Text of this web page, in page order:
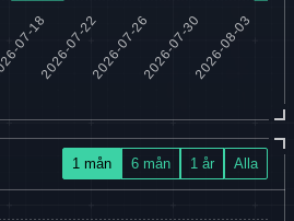
1 mån 6 mån 1 år Alla